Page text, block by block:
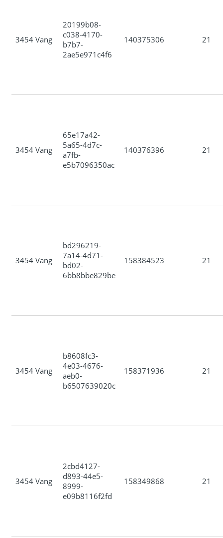
3454 Vang
20199b08-
c038-4170-
b7b7-
2ae5e971c4f6
140375306 21
3454 Vang
65e17a42-
5a65-4d7c-
a7fb-
e5b7096350ac
140376396 21
3454 Vang
bd296219-
7a14-4d71-
bd02-
6bb8bbe829be
158384523 21
3454 Vang
b8608fc3-
4e03-4676-
aeb0-
b6507639020c
158371936 21
3454 Vang
2cbd4127-
d893-44e5-
8999-
e09b8116f2fd
158349868 21